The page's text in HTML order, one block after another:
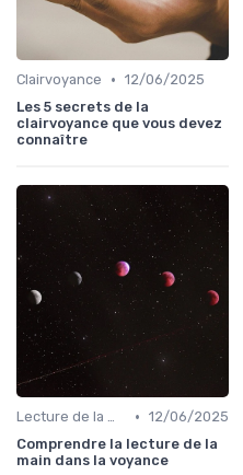
Clairvoyance • 12/06/2025
Les 5 secrets de la
clairvoyance que vous devez
connaître
Lecture de la main • 12/06/2025
Comprendre la lecture de la
main dans la voyance